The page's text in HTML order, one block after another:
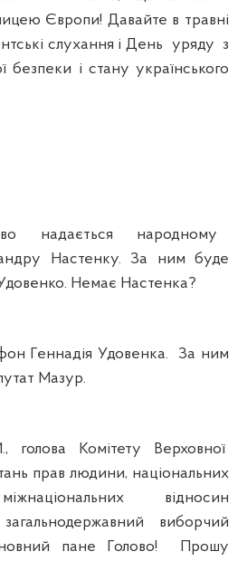
Європи! Давайте в травні
слухання і День уряду з
безпеки і стану українського
надається народному
Настенку. За ним буде
Немає Настенка?
Геннадія Удовенка. За ним
Мазур.
Комітету Верховної
прав людини, національних
відносин
виборчий
пане Голово! Прошу